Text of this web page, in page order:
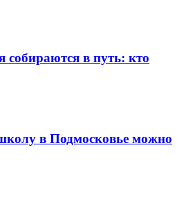
в путь: кто
в Подмосковье можно